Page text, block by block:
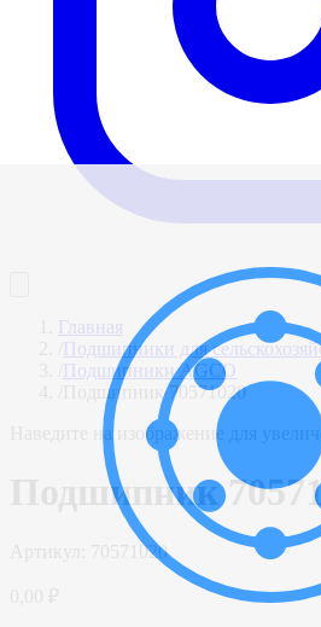
Главная
Подшипники для
Подшипники AGCO
Подшипник 70571020
Наведите на изображение для
Подшипник
70571020